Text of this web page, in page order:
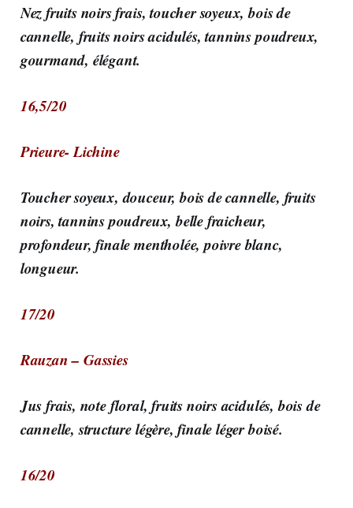
Nez fruits noirs frais, toucher soyeux, bois de
cannelle, fruits noirs acidulés, tannins poudreux,
gourmand, élégant.
16,5/20
Prieure- Lichine
Toucher soyeux, douceur, bois de cannelle, fruits
noirs, tannins poudreux, belle fraicheur,
profondeur, finale mentholée, poivre blanc,
longueur.
17/20
Rauzan – Gassies
Jus frais, note floral, fruits noirs acidulés, bois de
cannelle, structure légère, finale léger boisé.
16/20